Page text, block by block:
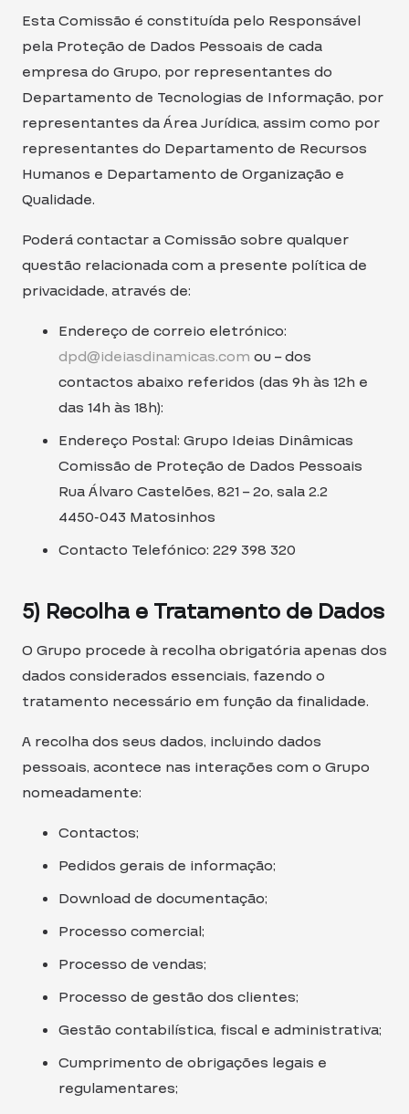
Esta Comissão é constituída pelo Responsável
pela Proteção de Dados Pessoais de cada
empresa do Grupo, por representantes do
Departamento de Tecnologias de Informação, por
representantes da Área Jurídica, assim como por
representantes do Departamento de Recursos
Humanos e Departamento de Organização e
Qualidade.
Poderá contactar a Comissão sobre qualquer
questão relacionada com a presente política de
privacidade, através de:
Endereço de correio eletrónico:
dpd@ideiasdinamicas.com ou – dos
contactos abaixo referidos (das 9h às 12h e
das 14h às 18h):
Endereço Postal: Grupo Ideias Dinâmicas
Comissão de Proteção de Dados Pessoais
Rua Álvaro Castelões, 821 – 2o, sala 2.2
4450-043 Matosinhos
Contacto Telefónico: 229 398 320
5) Recolha e Tratamento de Dados
O Grupo procede à recolha obrigatória apenas dos
dados considerados essenciais, fazendo o
tratamento necessário em função da finalidade.
A recolha dos seus dados, incluindo dados
pessoais, acontece nas interações com o Grupo
nomeadamente:
Contactos;
Pedidos gerais de informação;
Download de documentação;
Processo comercial;
Processo de vendas;
Processo de gestão dos clientes;
Gestão contabilística, fiscal e administrativa;
Cumprimento de obrigações legais e
regulamentares;